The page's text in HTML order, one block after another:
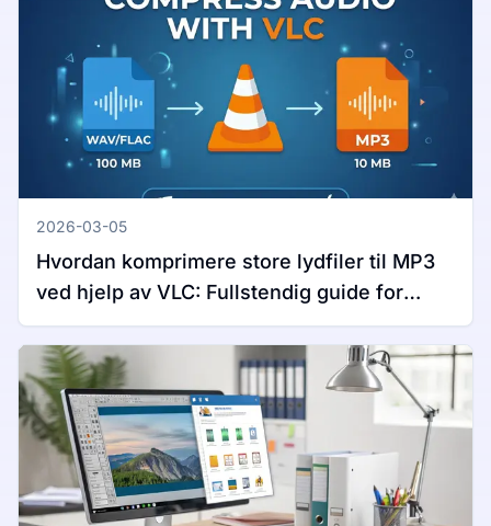
2026-03-05
Hvordan komprimere store lydfiler til MP3
ved hjelp av VLC: Fullstendig guide for
Windows og Mac